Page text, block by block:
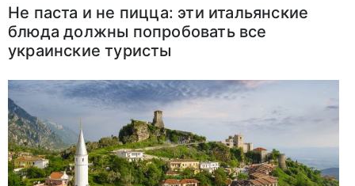
Не паста и не пицца: эти итальянские
блюда должны попробовать все
украинские туристы